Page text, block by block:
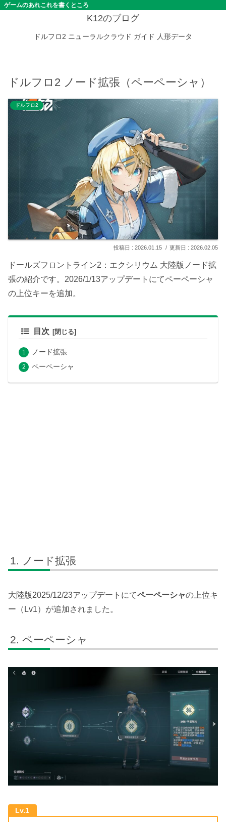
ゲームのあれこれを書くところ
K12のブログ
ドルフロ2 ニューラルクラウド ガイド 人形データ
ドルフロ2 ノード拡張（ペーペーシャ）
ドルフロ2
2026.01.15 2026.02.05
ドールズフロントライン2：エクシリウム 大陸版ノード拡
張の紹介です。2026/1/13アップデートにてペーペーシャ
の上位キーを追加。
目次
ノード拡張
ペーペーシャ
ノード拡張
大陸版2025/12/23アップデートにてペーペーシャの上位キ
ー（Lv1）が追加されました。
ペーペーシャ
Lv.1